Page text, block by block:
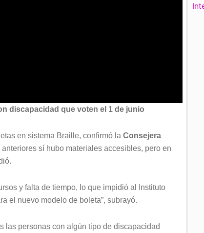
discapacidad que voten el 1 de junio
en sistema Braille, confirmó la Consejera
sí hubo materiales accesibles, pero en
y falta de tiempo, lo que impidió al Instituto
el nuevo modelo de boleta”, subrayó.
las personas con algún tipo de discapacidad